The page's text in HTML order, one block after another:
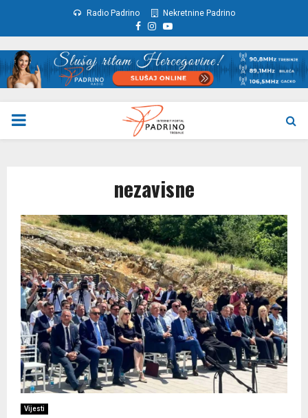
Radio Padrino Nekretnine Padrino
Facebook
Instagram
Youtube
PRIMARY
nezavisne
Vijesti